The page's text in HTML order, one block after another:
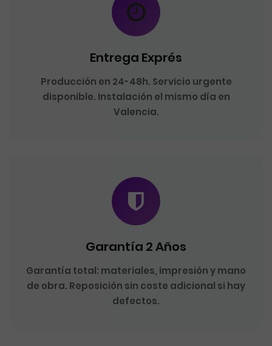
Entrega Exprés
Producción en 24-48h. Servicio urgente
disponible. Instalación el mismo día en
Valencia.
Garantía 2 Años
Garantía total: materiales, impresión y mano
de obra. Reposición sin coste adicional si hay
defectos.